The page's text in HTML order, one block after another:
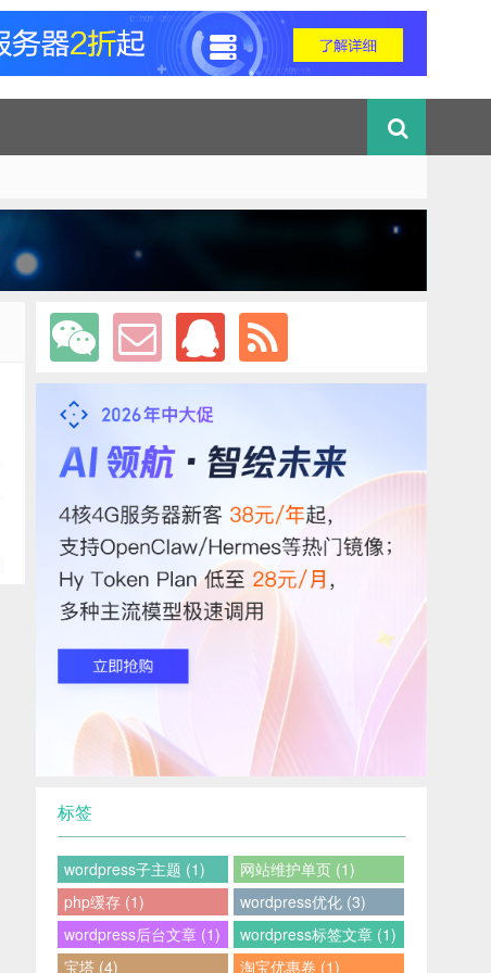
标签
wordpress子主题 (1)
网站维护单页 (1)
php缓存 (1)
wordpress优化 (3)
wordpress后台文章 (1)
wordpress标签文章 (1)
宝塔 (4)
淘宝优惠卷 (1)